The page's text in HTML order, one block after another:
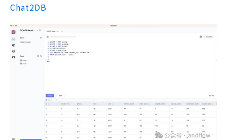
Chat2DB